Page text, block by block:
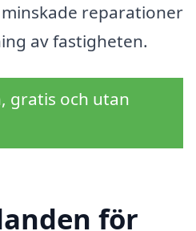
reparationer
av fastigheten.
gratis och utan
för